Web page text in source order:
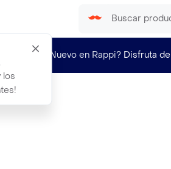
los
¿Nuevo en Rappi? Disfruta de